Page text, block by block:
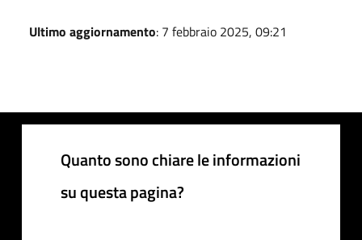
Ultimo aggiornamento: 7 febbraio 2025, 09:21
Quanto sono chiare le informazioni
su questa pagina?